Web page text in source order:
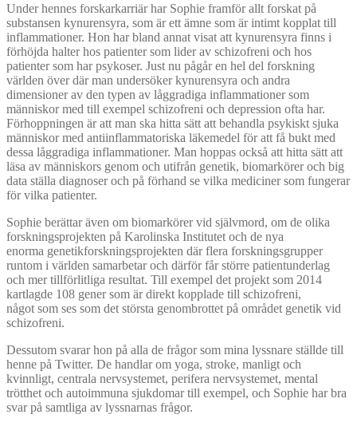
Under hennes forskarkarriär har Sophie framför allt forskat på
substansen kynurensyra, som är ett ämne som är intimt kopplat till
inflammationer. Hon har bland annat visat att kynurensyra finns i
förhöjda halter hos patienter som lider av schizofreni och hos
patienter som har psykoser. Just nu pågår en hel del forskning
världen över där man undersöker kynurensyra och andra
dimensioner av den typen av låggradiga inflammationer som
människor med till exempel schizofreni och depression ofta har.
Förhoppningen är att man ska hitta sätt att behandla psykiskt sjuka
människor med antiinflammatoriska läkemedel för att få bukt med
dessa låggradiga inflammationer. Man hoppas också att hitta sätt att
läsa av människors genom och utifrån genetik, biomarkörer och big
data ställa diagnoser och på förhand se vilka mediciner som fungerar
för vilka patienter.
Sophie berättar även om biomarkörer vid självmord, om de olika
forskningsprojekten på Karolinska Institutet och de nya
enorma genetikforskningsprojekten där flera forskningsgrupper
runtom i världen samarbetar och därför får större patientunderlag
och mer tillförlitliga resultat. Till exempel det projekt som 2014
kartlagde 108 gener som är direkt kopplade till schizofreni,
något som ses som det största genombrottet på området genetik vid
schizofreni.
Dessutom svarar hon på alla de frågor som mina lyssnare ställde till
henne på Twitter. De handlar om yoga, stroke, manligt och
kvinnligt, centrala nervsystemet, perifera nervsystemet, mental
trötthet och autoimmuna sjukdomar till exempel, och Sophie har bra
svar på samtliga av lyssnarnas frågor.